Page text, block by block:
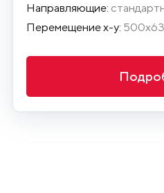
Направляющие:
Перемещение x-y: